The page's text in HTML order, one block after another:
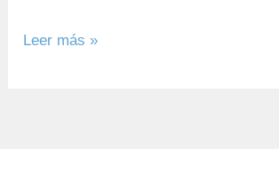
Leer más »